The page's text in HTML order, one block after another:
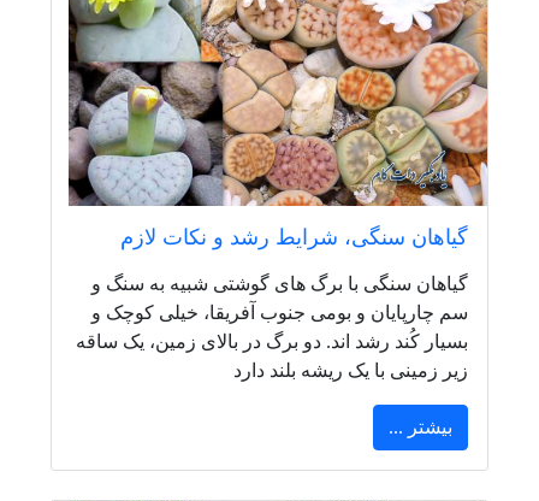
گیاهان سنگی، شرایط رشد و نکات لازم
گیاهان سنگی با برگ های گوشتی شبیه به سنگ و
سم چارپایان و بومی جنوب آفریقا، خیلی کوچک و
بسیار کُند رشد اند. دو برگ در بالای زمین، یک ساقه
زیر زمینی با یک ریشه بلند دارد
بیشتر ...